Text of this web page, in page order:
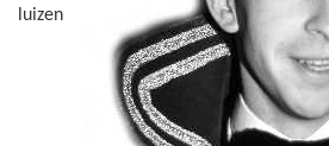
luizen